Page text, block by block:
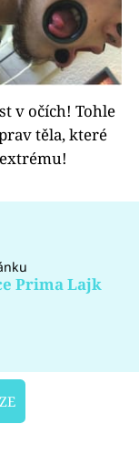
v očích! Tohle
těla, které
Prima Lajk